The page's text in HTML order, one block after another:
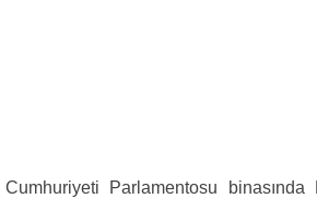
Cumhuriyeti Parlamentosu